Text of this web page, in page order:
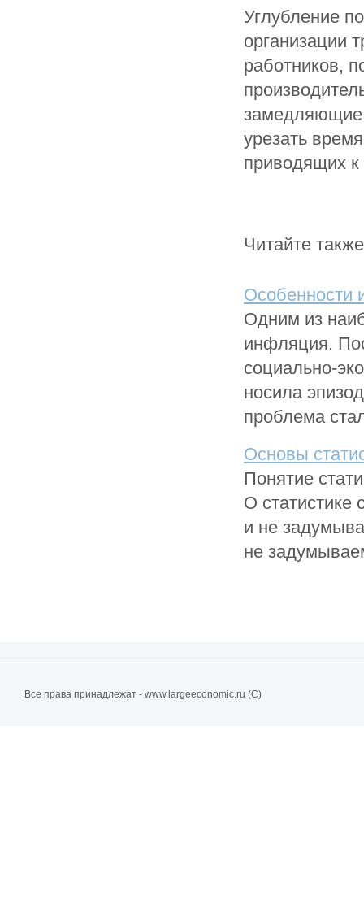
Углубление
организации
работников,
замедляющие
урезать
приводящих
Читайте
Особенности
Одним из
инфляция.
социально-
носила
проблема
Основы
Понятие
О статистике
и не
не
Все права принадлежат - www.largeeconomic.ru (C)